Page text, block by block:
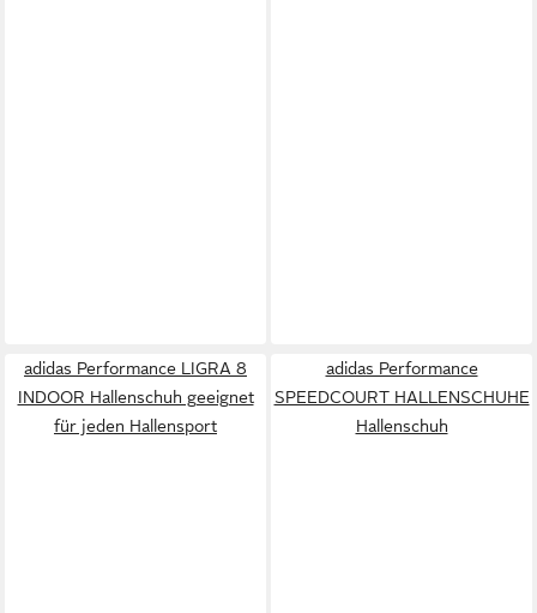
adidas Performance LIGRA 8
INDOOR Hallenschuh geeignet
für jeden Hallensport
adidas Performance
SPEEDCOURT HALLENSCHUHE
Hallenschuh